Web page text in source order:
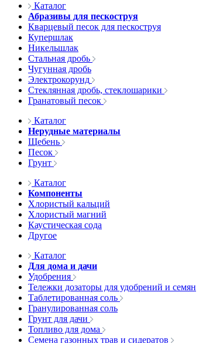
Каталог
Абразивы для пескоструя
Кварцевый песок для пескоструя
Купершлак
Никельшлак
Стальная дробь
Чугунная дробь
Электрокорунд
Стеклянная дробь, стеклошарики
Гранатовый песок
Каталог
Нерудные материалы
Щебень
Песок
Грунт
Каталог
Компоненты
Хлористый кальций
Хлористый магний
Каустическая сода
Другое
Каталог
Для дома и дачи
Удобрения
Тележки дозаторы для удобрений и семян
Таблетированная соль
Гранулированная соль
Грунт для дачи
Топливо для дома
Семена газонных трав и сидератов